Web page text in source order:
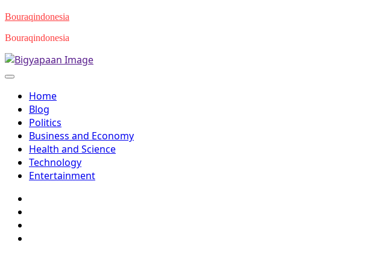
Skip
content
Bouraqindonesia
Bouraqindonesia
Home
Blog
Politics
Business and Economy
Health and Science
Technology
Entertainment